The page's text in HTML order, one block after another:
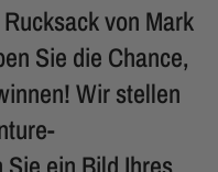
von Mark
Sie die Chance,
Wir stellen